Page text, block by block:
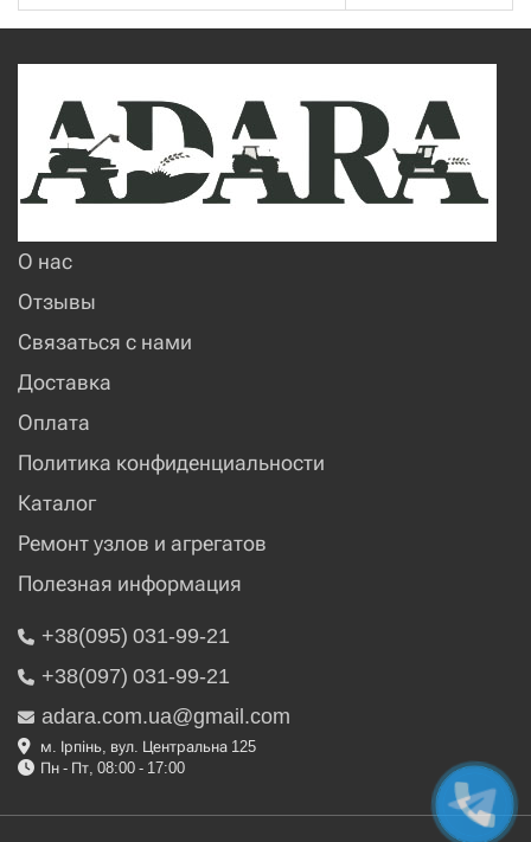
О нас
Отзывы
Связаться с нами
Доставка
Оплата
Политика конфиденциальности
Каталог
Ремонт узлов и агрегатов
Полезная информация
+38(095) 031-99-21
+38(097) 031-99-21
adara.com.ua@gmail.com
м. Ірпінь, вул. Центральна 125
Пн - Пт, 08:00 - 17:00